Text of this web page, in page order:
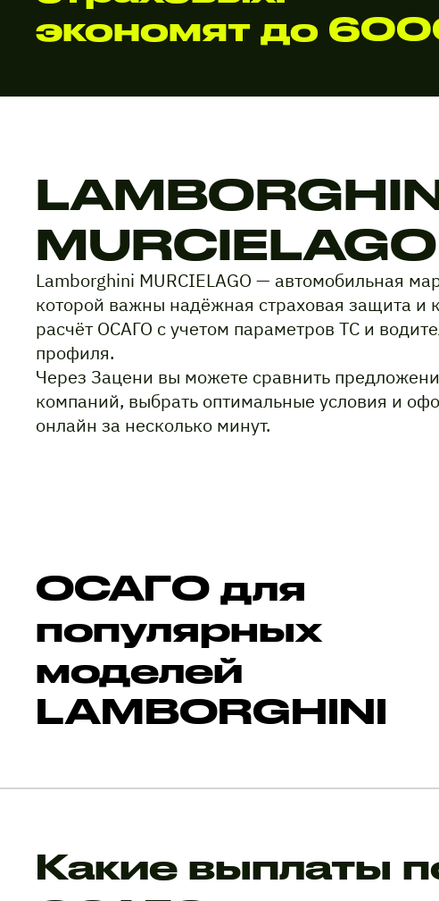
экономят до
MURCIELAGO
Lamborghini MURCIELAGO — автомобильная
которой важны надёжная страховая защита и
расчёт ОСАГО с учетом параметров ТС и
профиля.
Через Зацени вы можете сравнить
компаний, выбрать оптимальные условия и
онлайн за несколько минут.
ОСАГО для
популярных
моделей
LAMBORGHINI
Какие выплаты